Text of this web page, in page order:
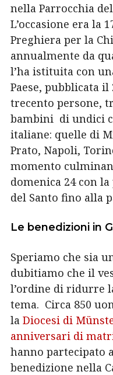
nella Parrocchia
L’occasione era la
Preghiera per la
annualmente da
l’ha istituita con
Paese, pubblicata
trecento persone,
bambini di undici
italiane: quelle di
Prato, Napoli,
momento
domenica 24 con
del Santo fino alla
Le benedizioni in
Speriamo che sia
dubitiamo che il
l’ordine di ridurre
tema. Circa 850
la Diocesi di
anniversari di
hanno partecipato
benedizione nella